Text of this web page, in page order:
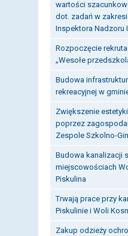
wartości
dot. zadań w
Inspektora Nadzoru
Rozpoczęcie
„Wesołe
Budowa
rekreacyjnej w
Zwiększenie
poprzez
Zespole Szkolno-
Budowa kanalizacji
miejscowościach
Piskulina
Trwają prace przy
Piskulinie i Woli
Zakup odzieży